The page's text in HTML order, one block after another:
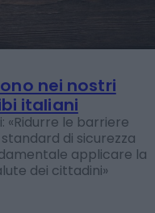
nei nostri
italiani
«Ridurre le barriere
di sicurezza
applicare la
dei cittadini»